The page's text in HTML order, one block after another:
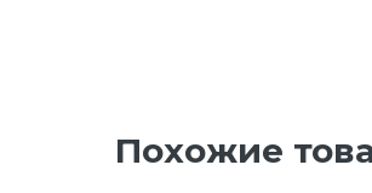
Похожие